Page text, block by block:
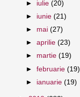
► iulie(20)
► iunie(21)
► mai(27)
►aprilie(23)
► martie(19)
►februarie(19)
► ianuarie(19)